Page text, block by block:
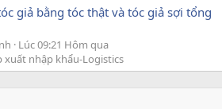
giả bằng tóc thật và tóc giả sợi tổng
Lúc 09:21 Hôm qua
xuất nhập khẩu-Logistics